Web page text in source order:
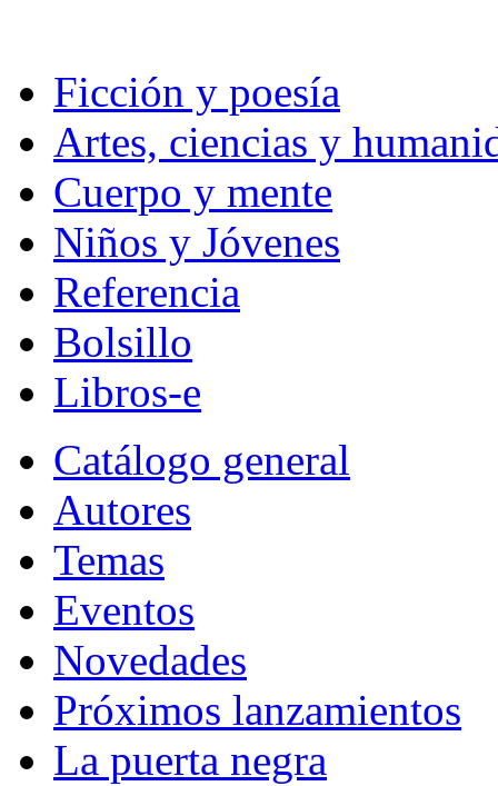
Ficción y poesía
Artes, ciencias y
Cuerpo y mente
Niños y Jóvenes
Referencia
Bolsillo
Libros-e
Catálogo general
Autores
Temas
Eventos
Novedades
Próximos lanzamientos
La puerta negra